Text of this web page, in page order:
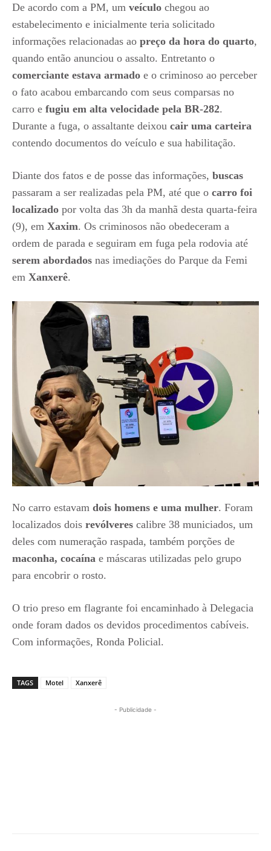
De acordo com a PM, um veículo chegou ao
estabelecimento e inicialmente teria solicitado
informações relacionadas ao preço da hora do quarto,
quando então anunciou o assalto. Entretanto o
comerciante estava armado e o criminoso ao perceber
o fato acabou embarcando com seus comparsas no
carro e fugiu em alta velocidade pela BR-282.
Durante a fuga, o assaltante deixou cair uma carteira
contendo documentos do veículo e sua habilitação.
Diante dos fatos e de posse das informações, buscas
passaram a ser realizadas pela PM, até que o carro foi
localizado por volta das 3h da manhã desta quarta-feira
(9), em Xaxim. Os criminosos não obedeceram a
ordem de parada e seguiram em fuga pela rodovia até
serem abordados nas imediações do Parque da Femi
em Xanxerê.
No carro estavam dois homens e uma mulher. Foram
localizados dois revólveres calibre 38 municiados, um
deles com numeração raspada, também porções de
maconha, cocaína e máscaras utilizadas pelo grupo
para encobrir o rosto.
O trio preso em flagrante foi encaminhado à Delegacia
onde foram dados os devidos procedimentos cabíveis.
Com informações, Ronda Policial.
TAGS Motel Xanxerê
- Publicidade -